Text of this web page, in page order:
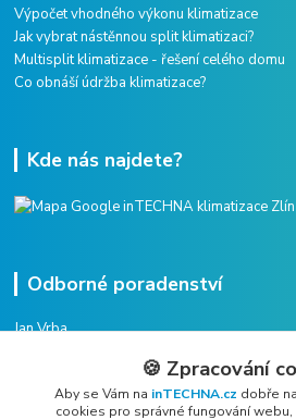
Výpočet vhodného výkonu klimatizace
Jak vybrat nástěnnou split klimatizaci?
Multisplit klimatizace - řešení celého domu
Co obnáší údržba klimatizace?
Kde nás najdete?
Odborné poradenství
Jan Vrba
vrba@intechna.cz
🍪 Zpracování
Aby se Vám na inTECHNA.cz dobře
cookies pro správné fungování webu,